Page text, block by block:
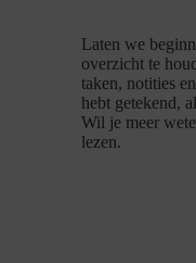
Laten we
overzicht te
taken, notities
hebt getekend,
Wil je meer
lezen.